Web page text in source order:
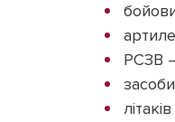
РСЗВ